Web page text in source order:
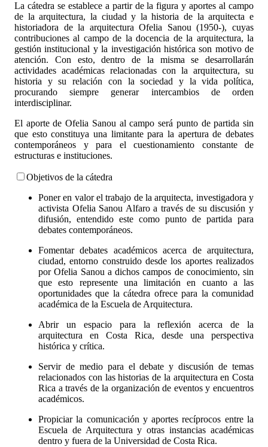
La cátedra se establece a partir de la figura y aportes al campo
de la arquitectura, la ciudad y la historia de la arquitecta e
historiadora de la arquitectura Ofelia Sanou (1950-), cuyas
contribuciones al campo de la docencia de la arquitectura, la
gestión institucional y la investigación histórica son motivo de
atención. Con esto, dentro de la misma se desarrollarán
actividades académicas relacionadas con la arquitectura, su
historia y su relación con la sociedad y la vida política,
procurando siempre generar intercambios de orden
interdisciplinar.
El aporte de Ofelia Sanou al campo será punto de partida sin
que esto constituya una limitante para la apertura de debates
contemporáneos y para el cuestionamiento constante de
estructuras e instituciones.
Objetivos de la cátedra
Poner en valor el trabajo de la arquitecta, investigadora y
activista Ofelia Sanou Alfaro a través de su discusión y
difusión, entendido este como punto de partida para
debates contemporáneos.
Fomentar debates académicos acerca de arquitectura,
ciudad, entorno construido desde los aportes realizados
por Ofelia Sanou a dichos campos de conocimiento, sin
que esto represente una limitación en cuanto a las
oportunidades que la cátedra ofrece para la comunidad
académica de la Escuela de Arquitectura.
Abrir un espacio para la reflexión acerca de la
arquitectura en Costa Rica, desde una perspectiva
histórica y crítica.
Servir de medio para el debate y discusión de temas
relacionados con las historias de la arquitectura en Costa
Rica a través de la organización de eventos y encuentros
académicos.
Propiciar la comunicación y aportes recíprocos entre la
Escuela de Arquitectura y otras instancias académicas
dentro y fuera de la Universidad de Costa Rica.